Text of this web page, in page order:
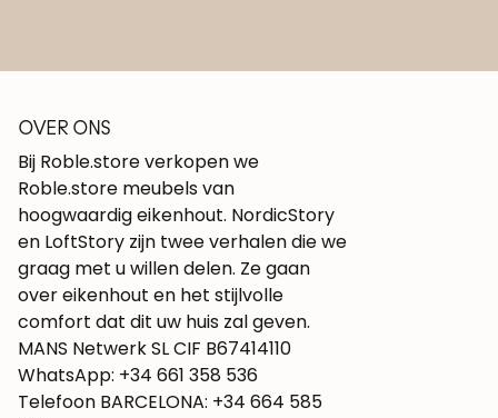
OVER ONS
Bij Roble.store verkopen we
Roble.store meubels van
hoogwaardig eikenhout. NordicStory
en LoftStory zijn twee verhalen die we
graag met u willen delen. Ze gaan
over eikenhout en het stijlvolle
comfort dat dit uw huis zal geven.
MANS Netwerk SL CIF B67414110
WhatsApp: +34 661 358 536
Telefoon BARCELONA: +34 664 585